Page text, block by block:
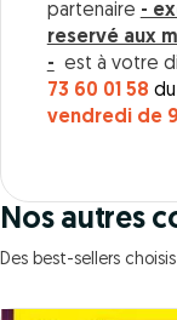
partenaire -
reservé aux
- est à votre
73 60 01 58 du
vendredi de
Nos autres
Des best-sellers